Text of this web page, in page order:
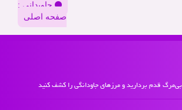
جاویدانی :
صفحه اصلی
بی‌مرگ قدم بردارید و مرزهای جاودانگی را کشف کنید